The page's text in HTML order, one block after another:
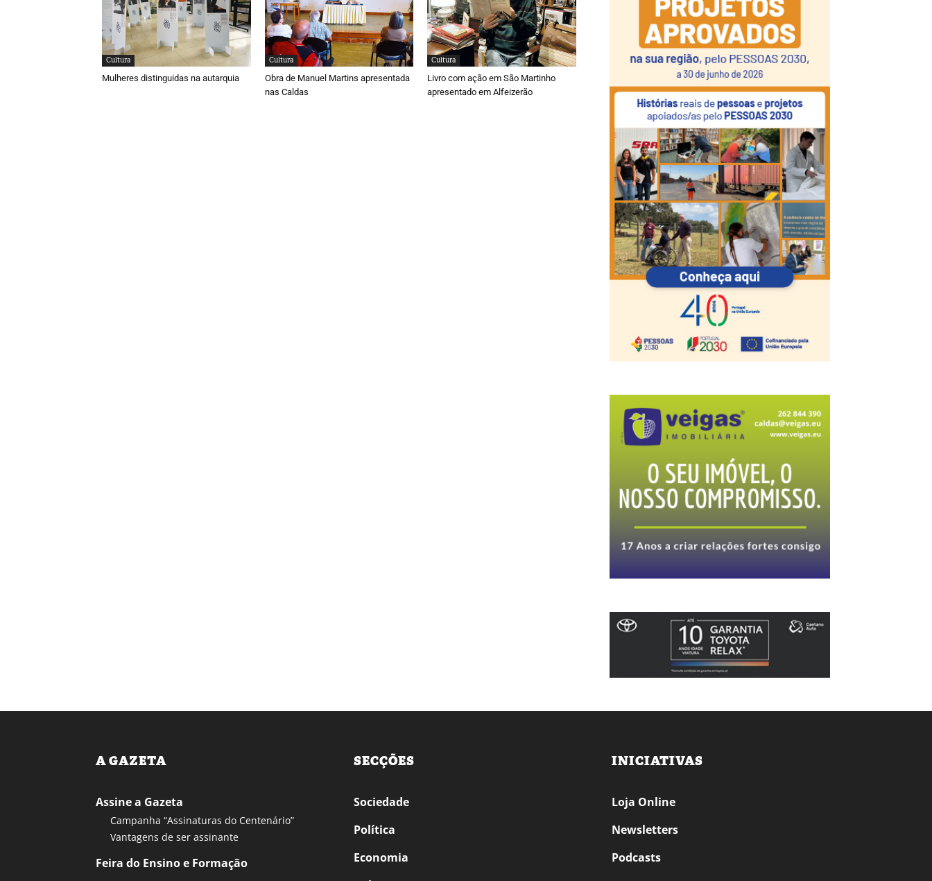
Cultura
Mulheres distinguidas na autarquia
Cultura
Obra de Manuel Martins apresentada
nas Caldas
Cultura
Livro com ação em São Martinho
apresentado em Alfeizerão
A GAZETA
Assine a Gazeta
Campanha “Assinaturas do Centenário”
Vantagens de ser assinante
Feira do Ensino e Formação
SECÇÕES
Sociedade
Política
Economia
INICIATIVAS
Loja Online
Newsletters
Podcasts